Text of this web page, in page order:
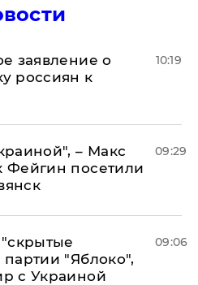
заявление о
россиян к
10:19
– Макс
Фейгин посетили
09:29
"Яблоко",
с Украиной
09:06